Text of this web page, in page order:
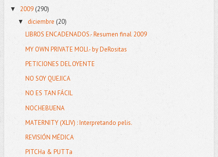
▼ 2009 (290)
▼ diciembre (20)
LIBROS ENCADENADOS.- Resumen final 2009
MY OWN PRIVATE MOLI.- by DeRositas
PETICIONES DEL OYENTE
NO SOY QUEJICA
NO ES TAN FÁCIL
NOCHEBUENA
MATERNITY (XLIV) : Interpretando pelis.
REVISIÓN MÉDICA
PITCHa & PUTTa